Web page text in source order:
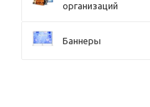
организаций
Баннеры